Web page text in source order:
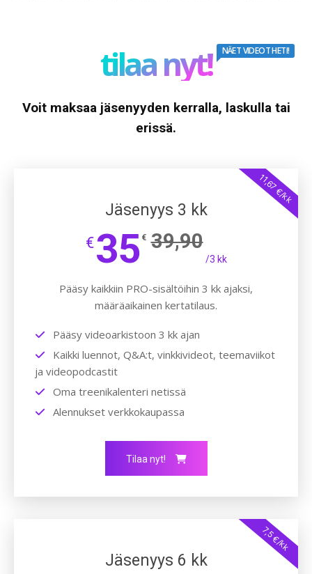
tilaa nyt! NÄET VIDEOT HETI!
Voit maksaa jäsenyyden kerralla, laskulla tai
erissä.
11,67 €/kk
Jäsenyys 3 kk
€35 € 39,90
/3 kk
Pääsy kaikkiin PRO-sisältöihin 3 kk ajaksi,
määräaikainen kertatilaus.
Pääsy videoarkistoon 3 kk ajan
Kaikki luennot, Q&A:t, vinkkivideot, teemaviikot
ja videopodcastit
Oma treenikalenteri netissä
Alennukset verkkokaupassa
Tilaa nyt!
7,5 €/kk
Jäsenyys 6 kk